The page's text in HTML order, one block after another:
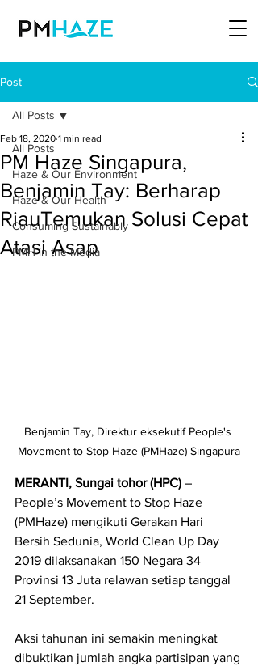
Post
All Posts
Haze & Our Environment
Haze & Our Health
Consuming Sustainably
PMH in the Media
All Posts
PM Haze Singapura,
Benjamin Tay: Berharap
RiauTemukan Solusi Cepat
Atasi Asap
Feb 18, 2020 1 min read
Benjamin Tay, Direktur eksekutif People's
Movement to Stop Haze (PMHaze) Singapura
MERANTI, Sungai tohor (HPC) –
People’s Movement to Stop Haze
(PMHaze) mengikuti Gerakan Hari
Bersih Sedunia, World Clean Up Day
2019 dilaksanakan 150 Negara 34
Provinsi 13 Juta relawan setiap tanggal
21 September.
Aksi tahunan ini semakin meningkat
dibuktikan jumlah angka partisipan yang